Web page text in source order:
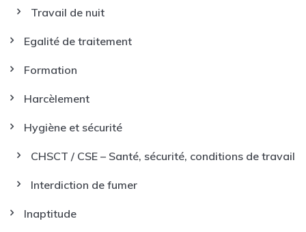
Travail de nuit
Egalité de traitement
Formation
Harcèlement
Hygiène et sécurité
CHSCT / CSE – Santé, sécurité, conditions de travail
Interdiction de fumer
Inaptitude